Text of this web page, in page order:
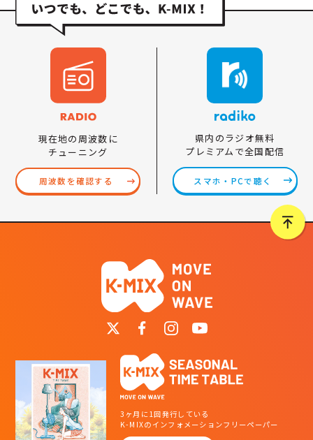
現在地の周波数に
チューニング
周波数を確認する
県内のラジオ無料
プレミアムで全国配信
スマホ・PCで聴く
3ヶ月に1回発行している
K-MIXのインフォメーションフリーペーパー